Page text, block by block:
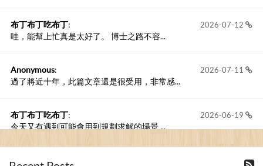
2026-07-12
布丁布丁吃布丁:
哇，能幫上忙真是太好了。 博士之路不容...
2026-07-11
Anonymous:
過了將近十年，此篇文章還是很受用，非常感...
2026-06-19
布丁布丁吃布丁:
今天又有遇到可能會用到規劃求解的場景 ...
2026-06-18
布丁布丁吃布丁